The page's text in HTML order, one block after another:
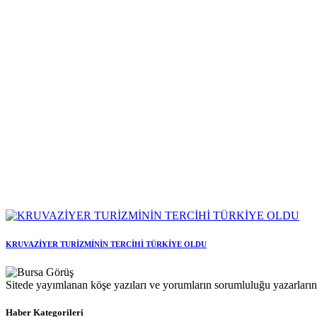
KRUVAZİYER TURİZMİNİN TERCİHİ TÜRKİYE OLDU
Sitede yayımlanan köşe yazıları ve yorumların sorumluluğu
Haber Kategorileri